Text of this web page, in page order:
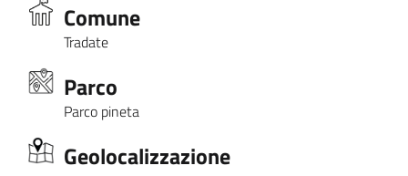
Comune
Tradate
Parco
Parco pineta
Geolocalizzazione